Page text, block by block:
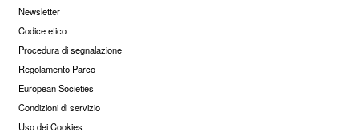
Newsletter
Codice etico
Procedura di segnalazione
Regolamento Parco
European Societies
Condizioni di servizio
Uso dei Cookies